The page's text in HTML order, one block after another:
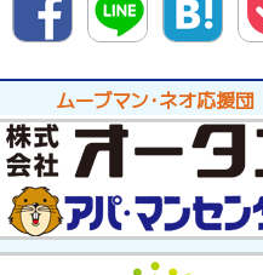
okムーブマン・ネオ応援団